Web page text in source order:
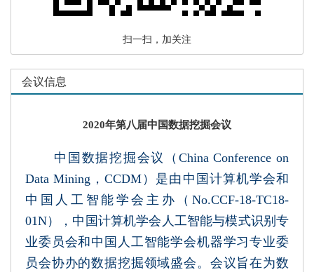
扫一扫，加关注
会议信息
2020年第八届中国数据挖掘会议
中国数据挖掘会议（China Conference on
Data Mining ，CCDM ）是由中国计算机学会和
中国人工智能学会主办（No.CCF-18-TC18-
01N），中国计算机学会人工智能与模式识别专
业委员会和中国人工智能学会机器学习专业委
员会协办的数据挖掘领域盛会。会议旨在为数